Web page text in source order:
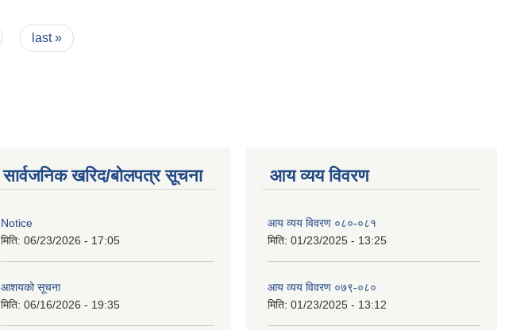
last »
सार्वजनिक खरिद/बोलपत्र सूचना
Notice
मिति: 06/23/2026 - 17:05
आशयको सूचना
मिति: 06/16/2026 - 19:35
आय व्यय विवरण
आय व्यय विवरण ०८०-०८१
मिति: 01/23/2025 - 13:25
आय व्यय विवरण ०७९-०८०
मिति: 01/23/2025 - 13:12